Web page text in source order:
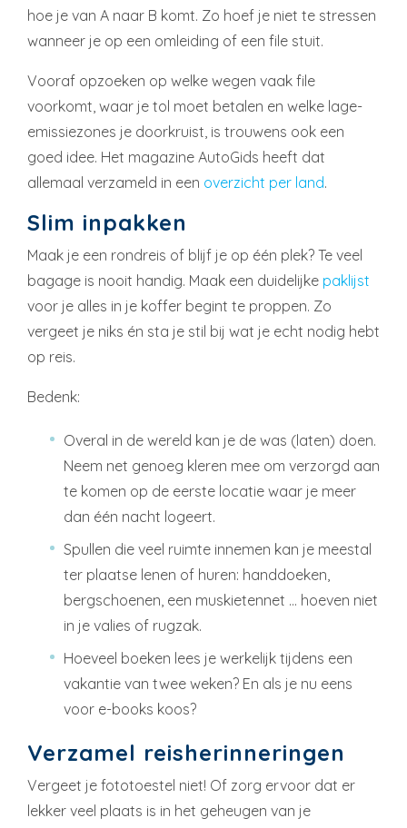
hoe je van A naar B komt. Zo hoef je niet te stressen
wanneer je op een omleiding of een file stuit.
Vooraf opzoeken op welke wegen vaak file
voorkomt, waar je tol moet betalen en welke lage-
emissiezones je doorkruist, is trouwens ook een
goed idee. Het magazine AutoGids heeft dat
allemaal verzameld in een overzicht per land.
Slim inpakken
Maak je een rondreis of blijf je op één plek? Te veel
bagage is nooit handig. Maak een duidelijke paklijst
voor je alles in je koffer begint te proppen. Zo
vergeet je niks én sta je stil bij wat je echt nodig hebt
op reis.
Bedenk:
Overal in de wereld kan je de was (laten) doen.
Neem net genoeg kleren mee om verzorgd aan
te komen op de eerste locatie waar je meer
dan één nacht logeert.
Spullen die veel ruimte innemen kan je meestal
ter plaatse lenen of huren: handdoeken,
bergschoenen, een muskietennet … hoeven niet
in je valies of rugzak.
Hoeveel boeken lees je werkelijk tijdens een
vakantie van twee weken? En als je nu eens
voor e-books koos?
Verzamel reisherinneringen
Vergeet je fototoestel niet! Of zorg ervoor dat er
lekker veel plaats is in het geheugen van je